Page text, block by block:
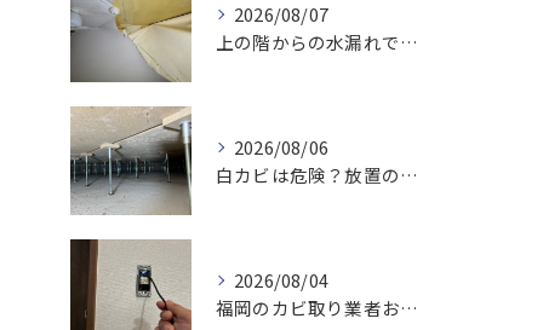
2026/08/07
上の階からの水漏れでカビ｜対処法と業者
2026/08/06
白カビは危険？放置のリスクと取り方
2026/08/04
福岡のカビ取り業者おすすめの選び方と費用